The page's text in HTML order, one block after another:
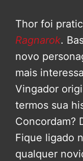
Thor foi
Ragnarok.
novo
mais
Vingador
termos sua
Concordam?
Fique ligado
qualquer